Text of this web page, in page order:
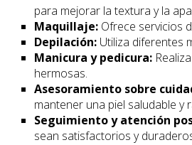
para mejorar la textura y la
Maquillaje: Ofrece servicios
Depilación: Utiliza diferentes
Manicura y pedicura:
hermosas.
Asesoramiento sobre
mantener una piel saludable y
Seguimiento y atención
sean satisfactorios y